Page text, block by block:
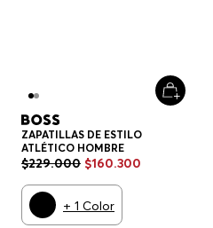
ZAPATILLAS DE ESTILO
ATLÉTICO HOMBRE
$229.000 $160.300
+ 1 Color